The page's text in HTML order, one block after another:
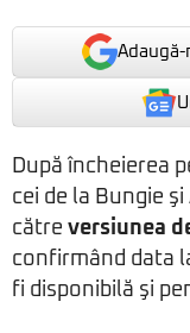
După încheierea
cei de la Bungie
către versiunea
confirmând data
fi disponibilă şi